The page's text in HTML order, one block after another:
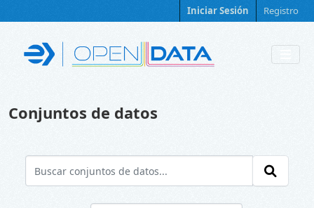
Iniciar Sesión Registro
Conjuntos de datos